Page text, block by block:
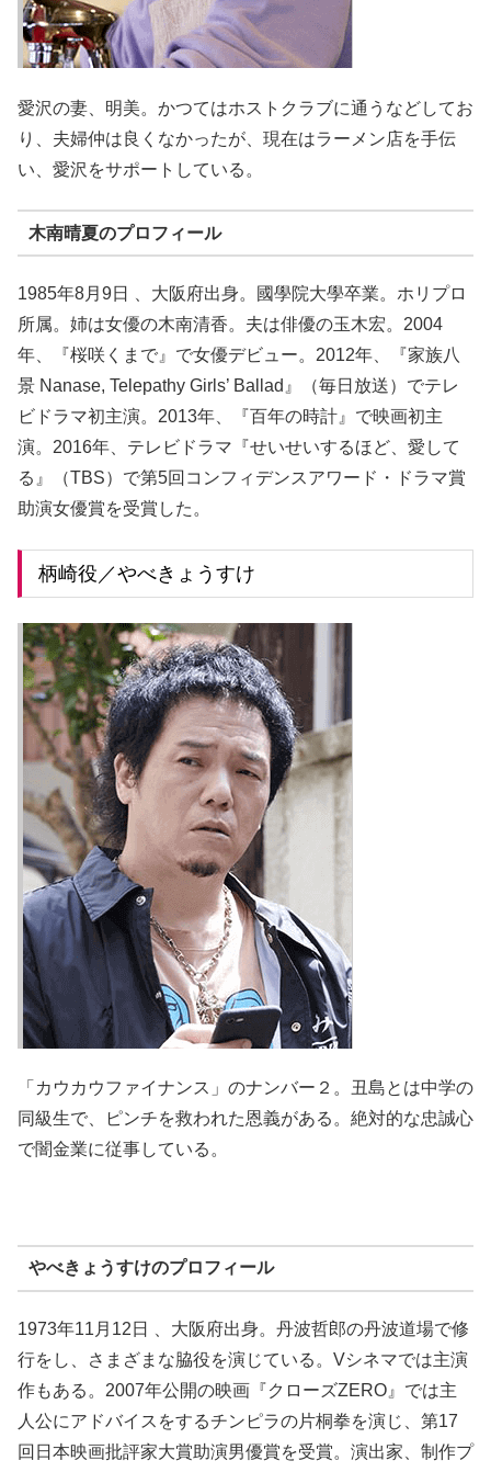
愛沢の妻、明美。かつてはホストクラブに通うなどしてお
り、夫婦仲は良くなかったが、現在はラーメン店を手伝
い、愛沢をサポートしている。
木南晴夏のプロフィール
1985年8月9日 、大阪府出身。國學院大學卒業。ホリプロ
所属。姉は女優の木南清香。夫は俳優の玉木宏。2004
年、『桜咲くまで』で女優デビュー。2012年、『家族八
景 Nanase, Telepathy Girls’ Ballad』（毎日放送）でテレ
ビドラマ初主演。2013年、『百年の時計』で映画初主
演。2016年、テレビドラマ『せいせいするほど、愛して
る』（TBS）で第5回コンフィデンスアワード・ドラマ賞
助演女優賞を受賞した。
柄崎役／やべきょうすけ
「カウカウファイナンス」のナンバー２。丑島とは中学の
同級生で、ピンチを救われた恩義がある。絶対的な忠誠心
で闇金業に従事している。
やべきょうすけのプロフィール
1973年11月12日 、大阪府出身。丹波哲郎の丹波道場で修
行をし、さまざまな脇役を演じている。Vシネマでは主演
作もある。2007年公開の映画『クローズZERO』では主
人公にアドバイスをするチンピラの片桐拳を演じ、第17
回日本映画批評家大賞助演男優賞を受賞。演出家、制作プ